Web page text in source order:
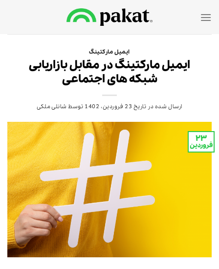
ایمیل مارکتینگ
ایمیل مارکتینگ در مقابل بازاریابی
شبکه های اجتماعی
ارسال شده در تاریخ 23 فروردین، 1402 توسط شانلی ملکی
۲۳
فروردین